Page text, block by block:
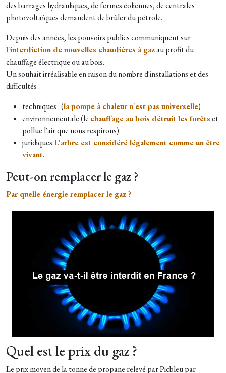
des barrages hydrauliques, de fermes éoliennes, de centrales
photovoltaïques demandent de brûler du pétrole.
Depuis des années, les pouvoirs publics communiquent sur
l'interdiction de nouvelles chaudières à gazau profit du
chauffage électrique ou au bois.
Un souhait irréalisable en raison du nombre d'installations et des
difficultés :
techniques : (la pompe à chaleur n'est pas universelle)
environnementale (le chauffage au bois détruit les forêtset
pollue l'air que nous respirons).
juridiquesL'arbre est considéré légalement comme un être
vivant.
Peut-on remplacer le gaz ?
Par quelle énergie remplacer le gaz ?
Quel est le prix du gaz ?
Le prix moyen de la tonne de propane relevé par Picbleu par